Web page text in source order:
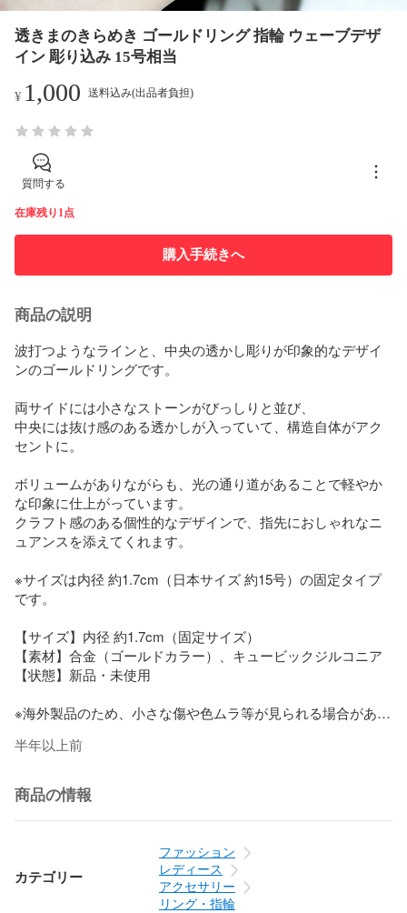
透きまのきらめき ゴールドリング 指輪 ウェーブデザ
イン 彫り込み 15号相当
¥ 1,000 送料込み(出品者負担)
質問する
在庫残り1点
購入手続きへ
商品の説明
波打つようなラインと、中央の透かし彫りが印象的なデザイ
ンのゴールドリングです。
両サイドには小さなストーンがびっしりと並び、
中央には抜け感のある透かしが入っていて、構造自体がアク
セントに。
ボリュームがありながらも、光の通り道があることで軽やか
な印象に仕上がっています。
クラフト感のある個性的なデザインで、指先におしゃれなニ
ュアンスを添えてくれます。
※サイズは内径 約1.7cm（日本サイズ 約15号）の固定タイプ
です。
【サイズ】内径 約1.7cm（固定サイズ）
【素材】合金（ゴールドカラー）、キュービックジルコニア
【状態】新品・未使用
※海外製品のため、小さな傷や色ムラ等が見られる場合があり
半年以上前
商品の情報
カテゴリー
ファッション
レディース
アクセサリー
リング・指輪